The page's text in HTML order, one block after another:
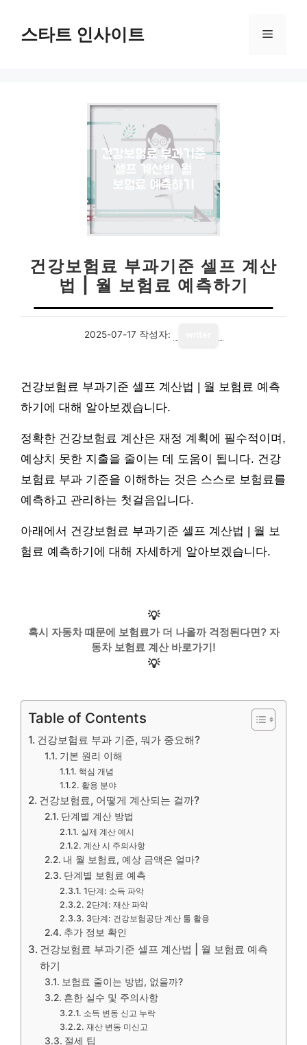
스타트 인사이트 메
건강보험료 부과기준 셀프 계산
법 | 월 보험료 예측하기
2025-07-17 작성자:
건강보험료 부과기준 셀프 계산법 | 월 보험료 예측
하기에 대해 알아보겠습니다.
정확한 건강보험료 계산은 재정 계획에 필수적이며,
예상치 못한 지출을 줄이는 데 도움이 됩니다. 건강
보험료 부과 기준을 이해하는 것은 스스로 보험료를
예측하고 관리하는 첫걸음입니다.
아래에서 건강보험료 부과기준 셀프 계산법 | 월 보
험료 예측하기에 대해 자세하게 알아보겠습니다.
💡
혹시 자동차 때문에 보험료가 더 나올까 걱정된다면? 자
동차 보험료 계산 바로가기!
💡
Table of Contents
건강보험료 부과 기준, 뭐가 중요해?
기본 원리 이해
핵심 개념
활용 분야
건강보험료, 어떻게 계산되는 걸까?
단계별 계산 방법
실제 계산 예시
계산 시 주의사항
내 월 보험료, 예상 금액은 얼마?
단계별 보험료 예측
1단계: 소득 파악
2단계: 재산 파악
3단계: 건강보험공단 계산 툴 활용
추가 정보 확인
건강보험료 부과기준 셀프 계산법 | 월 보험료 예측
하기
보험료 줄이는 방법, 없을까?
흔한 실수 및 주의사항
소득 변동 신고 누락
재산 변동 미신고
절세 팁